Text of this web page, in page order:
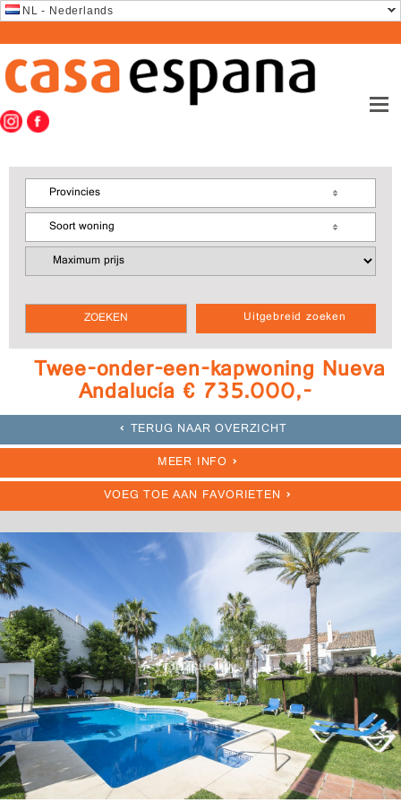
NL - Nederlands
Uitgebreid zoeken
Provincies
Soort woning
Twee-onder-een-kapwoning Nueva
Andalucía € 735.000,-
TERUG NAAR OVERZICHT
MEER INFO
VOEG TOE AAN FAVORIETEN